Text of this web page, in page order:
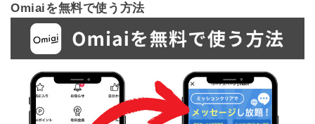
Omiaiを無料で使う方法